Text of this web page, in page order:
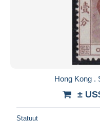
Hong Kong .
±
Statuut